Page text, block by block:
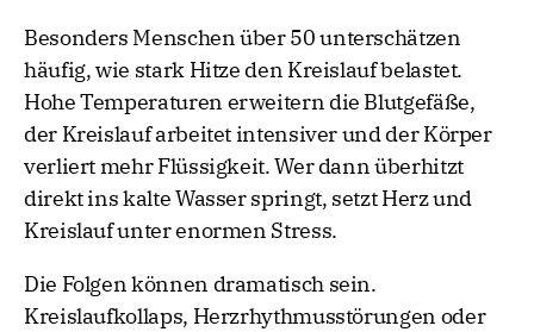
Besonders Menschen über 50 unterschätzen
häufig, wie stark Hitze den Kreislauf belastet.
Hohe Temperaturen erweitern die Blutgefäße,
der Kreislauf arbeitet intensiver und der Körper
verliert mehr Flüssigkeit. Wer dann überhitzt
direkt ins kalte Wasser springt, setzt Herz und
Kreislauf unter enormen Stress.
Die Folgen können dramatisch sein.
Kreislaufkollaps, Herzrhythmusstörungen oder